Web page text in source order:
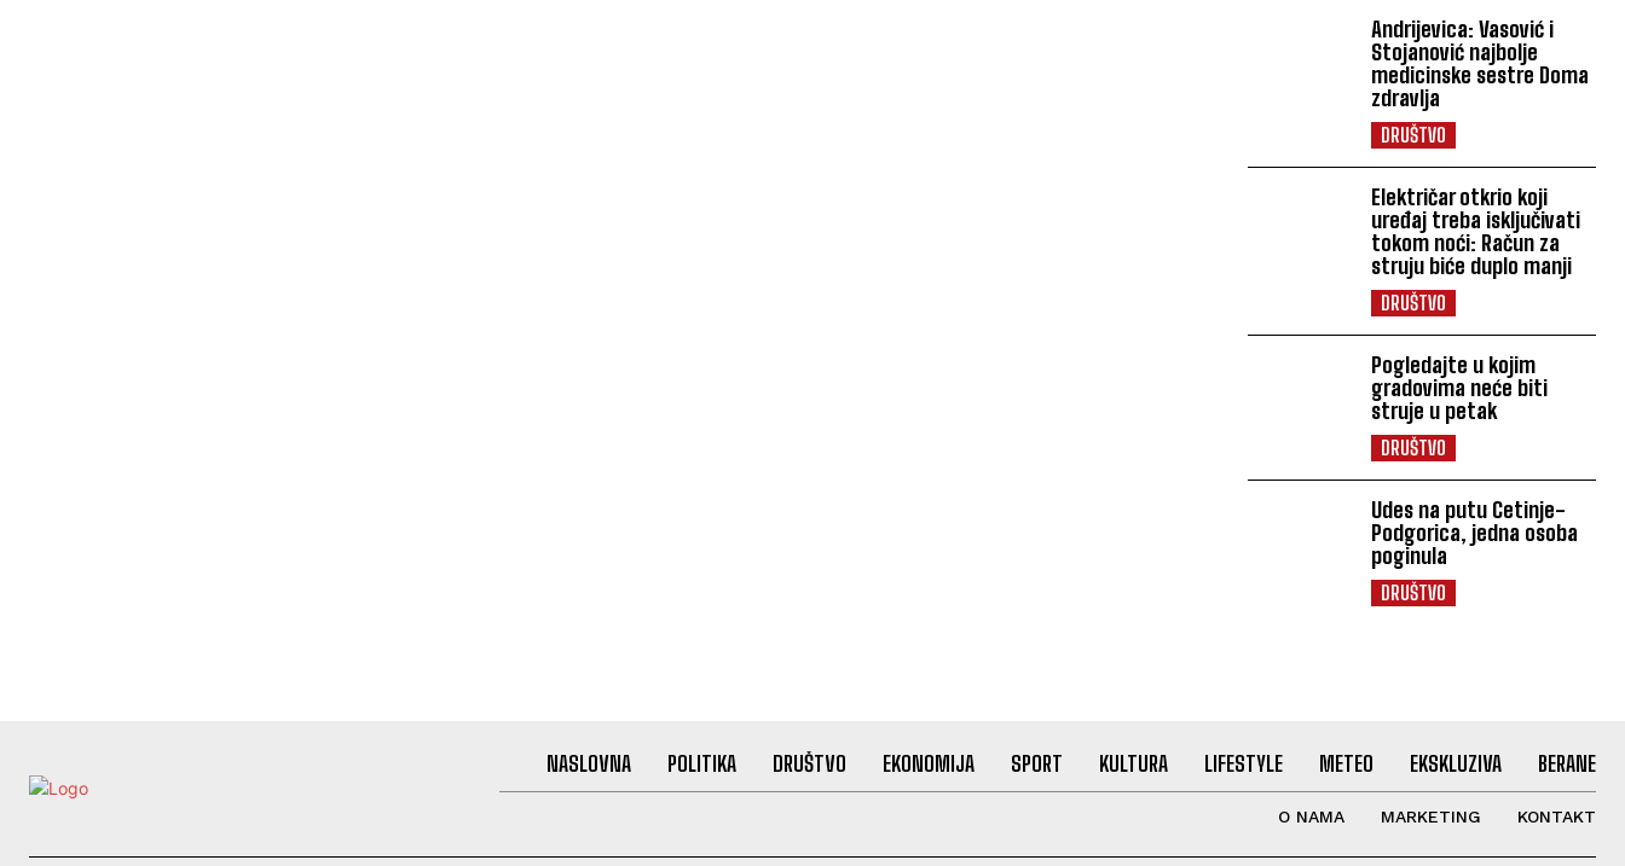
Andrijevica: Vasović i
Stojanović najbolje
medicinske sestre Doma
zdravlja
DRUŠTVO
Električar otkrio koji
uređaj treba isključivati
tokom noći: Račun za
struju biće duplo manji
DRUŠTVO
Pogledajte u kojim
gradovima neće biti
struje u petak
DRUŠTVO
Udes na putu Cetinje-
Podgorica, jedna osoba
poginula
DRUŠTVO
NASLOVNA POLITIKA DRUŠTVO EKONOMIJA SPORT KULTURA LIFESTYLE METEO EKSKLUZIVA BERANE
O NAMA MARKETING KONTAKT